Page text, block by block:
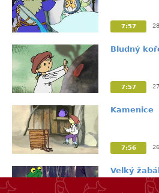
7:57
Bludný
7:57
Kamenice
7:56
Velký